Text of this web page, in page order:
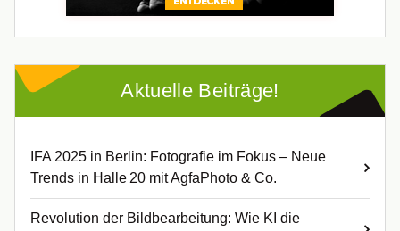
Aktuelle Beiträge!
IFA 2025 in Berlin: Fotografie im Fokus – Neue
Trends in Halle 20 mit AgfaPhoto & Co.
Revolution der Bildbearbeitung: Wie KI die